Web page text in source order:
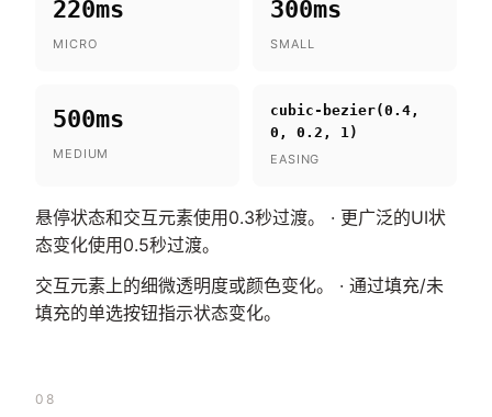
220ms
MICRO
300ms
SMALL
500ms
MEDIUM
cubic-bezier(0.4,
0, 0.2, 1)
EASING
悬停状态和交互元素使用0.3秒过渡。 · 更广泛的UI状
态变化使用0.5秒过渡。
交互元素上的细微透明度或颜色变化。 · 通过填充/未
填充的单选按钮指示状态变化。
08